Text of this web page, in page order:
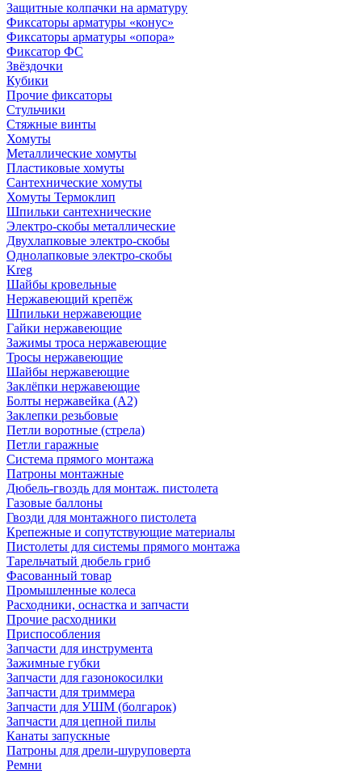
Защитные колпачки на арматуру
Фиксаторы арматуры «конус»
Фиксаторы арматуры «опора»
Фиксатор ФС
Звёздочки
Кубики
Прочие фиксаторы
Стульчики
Стяжные винты
Хомуты
Металлические хомуты
Пластиковые хомуты
Сантехнические хомуты
Хомуты Термоклип
Шпильки сантехнические
Электро-скобы металлические
Двухлапковые электро-скобы
Однолапковые электро-скобы
Kreg
Шайбы кровельные
Нержавеющий крепёж
Шпильки нержавеющие
Гайки нержавеющие
Зажимы троса нержавеющие
Тросы нержавеющие
Шайбы нержавеющие
Заклёпки нержавеющие
Болты нержавейка (А2)
Заклепки резьбовые
Петли воротные (стрела)
Петли гаражные
Система прямого монтажа
Патроны монтажные
Дюбель-гвоздь для монтаж. пистолета
Газовые баллоны
Гвозди для монтажного пистолета
Крепежные и сопутствующие материалы
Пистолеты для системы прямого монтажа
Тарельчатый дюбель гриб
Фасованный товар
Промышленные колеса
Расходники, оснастка и запчасти
Прочие расходники
Приспособления
Запчасти для инструмента
Зажимные губки
Запчасти для газонокосилки
Запчасти для триммера
Запчасти для УШМ (болгарок)
Запчасти для цепной пилы
Канаты запускные
Патроны для дрели-шуруповерта
Ремни